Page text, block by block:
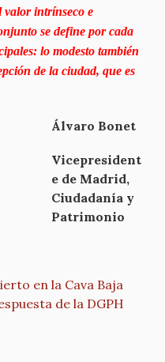
valor intrínseco e
se define por cada
lo modesto también
de la ciudad, que es
Álvaro Bonet
Vicepresident
e de Madrid,
Ciudadanía y
Patrimonio
en la Cava Baja
de la DGPH